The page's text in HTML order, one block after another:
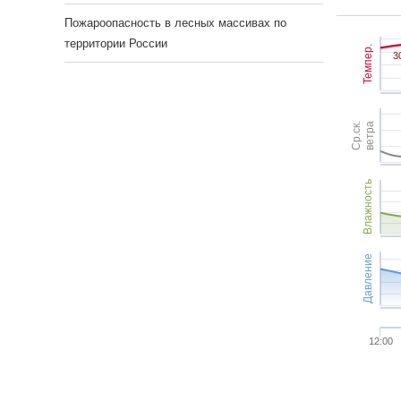
Темпер.
Ср.ск.ветра
Влажность
Давление
12:00
Пожароопасность в лесных массивах по
территории России